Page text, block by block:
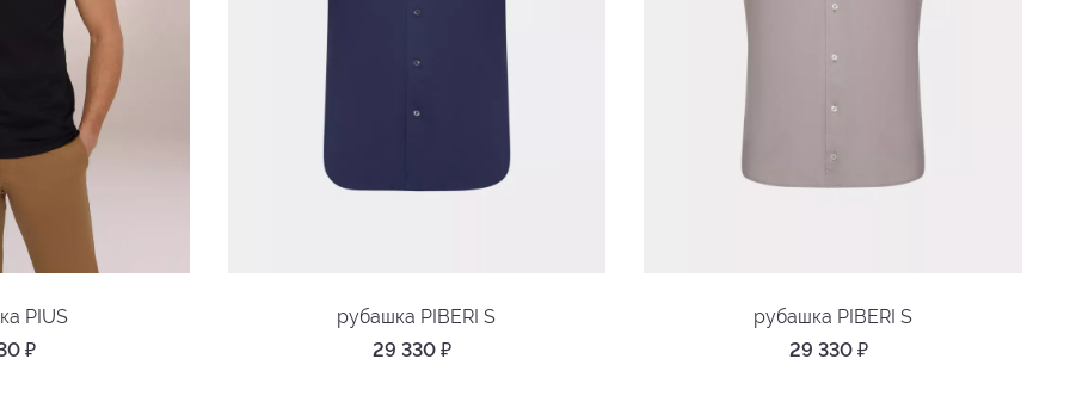
PIUS
₽
рубашка PIBERI S
29 330 ₽
рубашка PIBERI S
29 330 ₽